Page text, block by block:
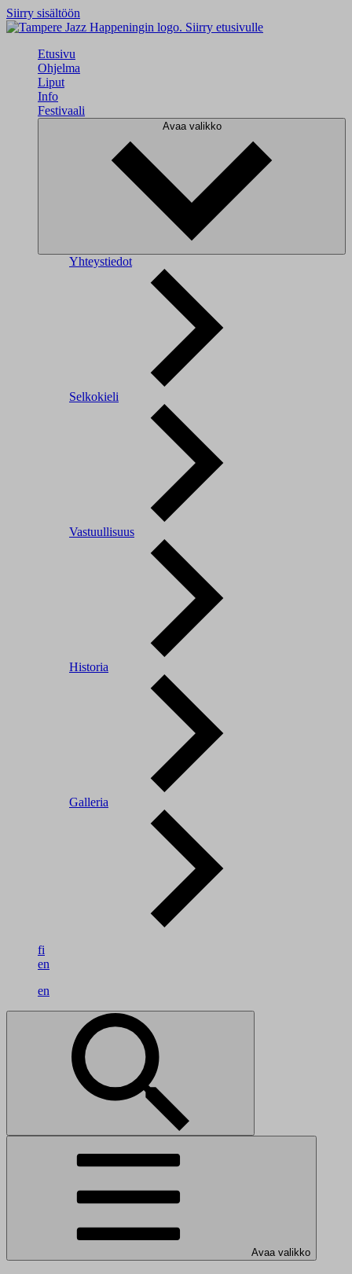
Siirry sisältöön
Siirry etusivulle
Etusivu
Ohjelma
Liput
Info
Festivaali
Avaa valikko
Yhteystiedot
Selkokieli
Vastuullisuus
Historia
Galleria
fi
en
en
Avaa valikko